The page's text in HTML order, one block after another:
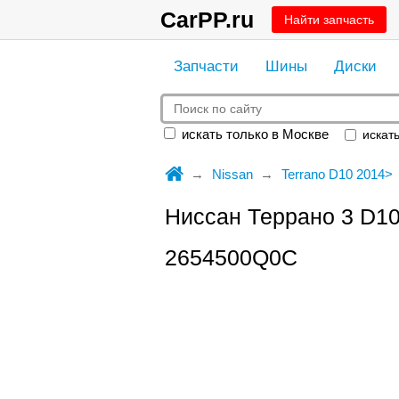
CarPP.ru Найти запчасть
Запчасти Шины Диски
искать только в Москве
Nissan Terrano D10 2014>
Ниссан Террано 3
2654500Q0C